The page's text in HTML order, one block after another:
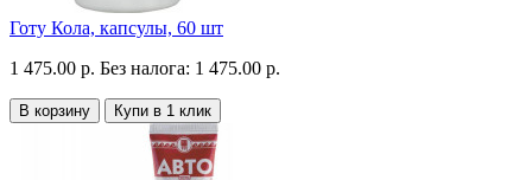
Готу Кола, капсулы, 60 шт
1 475.00 р. Без налога: 1 475.00 р.
В корзину Купи в 1 клик